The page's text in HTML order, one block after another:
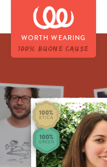
WORTH WEARING
100% BUONE CAUSE